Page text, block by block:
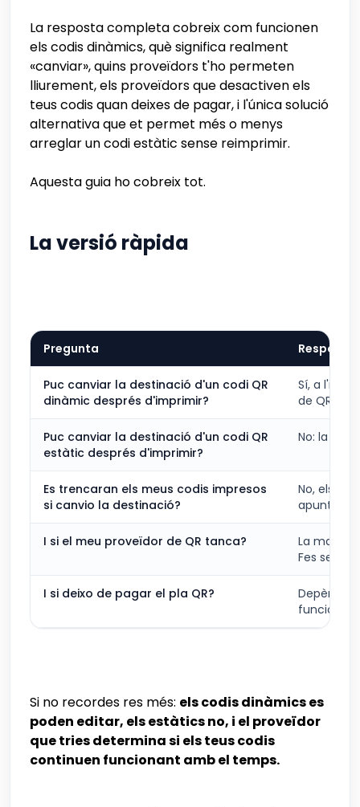
La resposta completa cobreix com funcionen
els codis dinàmics, què significa realment
«canviar», quins proveïdors t'ho permeten
lliurement, els proveïdors que desactiven els
teus codis quan deixes de pagar, i l'única solució
alternativa que et permet més o menys
arreglar un codi estàtic sense reimprimir.
Aquesta guia ho cobreix tot.
La versió ràpida
Pregunta Resposta
Puc canviar la destinació d'un codi QR
dinàmic després d'imprimir?
Sí, a
de QR.
Puc canviar la destinació d'un codi QR
estàtic després d'imprimir?
No: la
Es trencaran els meus codis impresos
si canvio la destinació?
No, els
apunten.
I si el meu proveïdor de QR tanca?
La
Fes servir
I si deixo de pagar el pla QR?
Depèn del
Si no recordes res més: els codis dinàmics es
poden editar, els estàtics no, i el proveïdor
que tries determina si els teus codis
continuen funcionant amb el temps.